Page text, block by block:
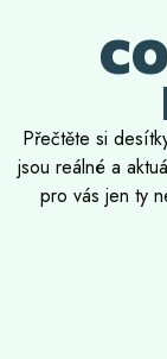
Přečtěte si
jsou reálné a
pro vás jen ty